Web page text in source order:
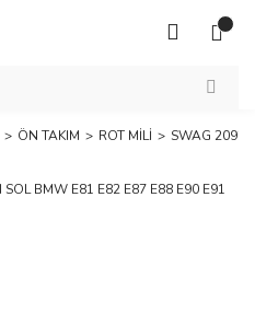
ÖN TAKIM ROT MİLİ SWAG